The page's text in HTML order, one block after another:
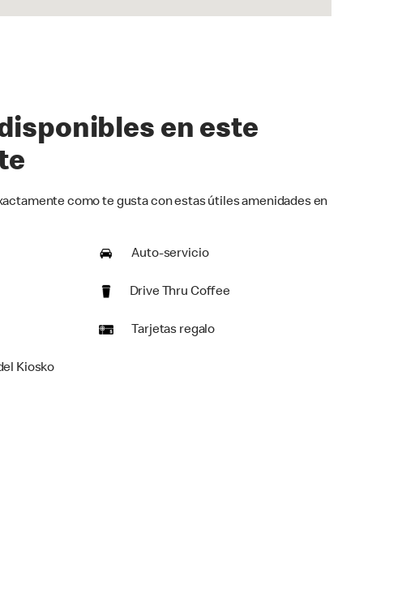
en este
como te gusta con estas útiles amenidades en
Auto-servicio
Drive Thru Coffee
Tarjetas regalo
Kiosko